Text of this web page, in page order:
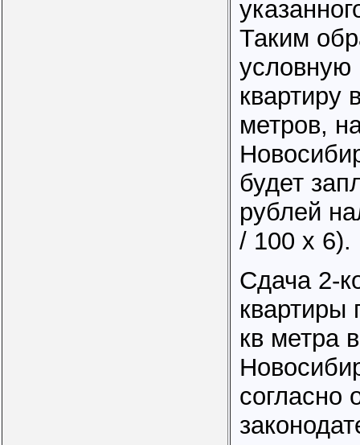
Таким
условную
квартиру
метров,
будет
рублей
/ 100 х 6).
Сдача 2-
кв метра в
согласно